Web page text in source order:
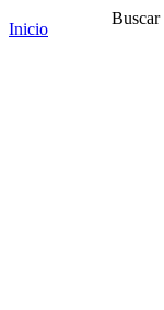
Inicio
Buscar